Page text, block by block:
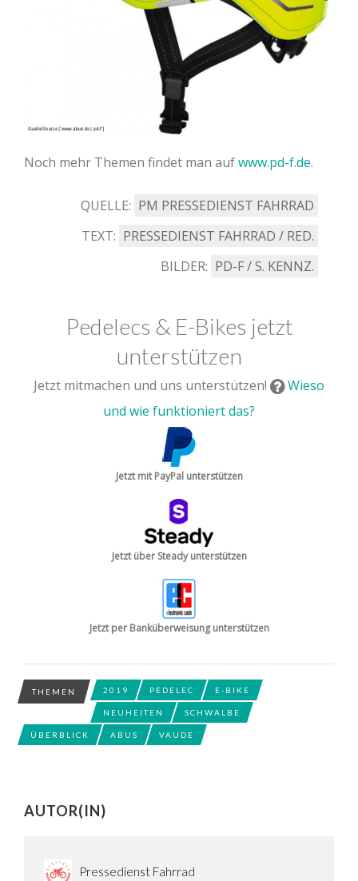
Noch mehr Themen findet man aufwww.pd-f.de.
QUELLE: PM PRESSEDIENST FAHRRAD
TEXT: PRESSEDIENST FAHRRAD / RED.
BILDER: PD-F / S. KENNZ.
Pedelecs & E-Bikes jetzt
unterstützen
Jetzt mitmachen und uns unterstützen!
Wieso
und wie funktioniert das?
Jetzt mit PayPal unterstützen
Jetzt über Steady unterstützen
Jetzt per Banküberweisung unterstützen
THEMEN 2019 PEDELEC E-BIKE
NEUHEITEN SCHWALBE
ÜBERBLICK ABUS VAUDE
AUTOR(IN)
Pressedienst Fahrrad